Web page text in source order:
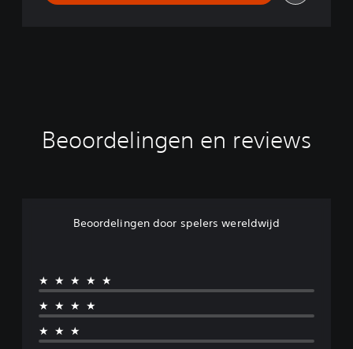
Beoordelingen en reviews
Beoordelingen door spelers wereldwijd
★★★★★
★★★★
★★★